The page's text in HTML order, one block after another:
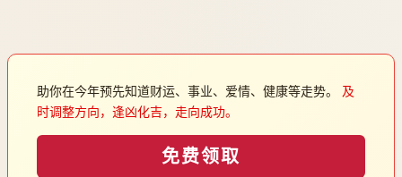
助你在今年预先知道财运、事业、爱情、健康等走势。 及
时调整方向，逢凶化吉，走向成功。
免费领取